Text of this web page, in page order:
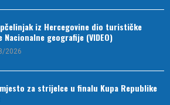
iz Hercegovine dio turističke
Nacionalne geografije (VIDEO)
2026
za strijelce u finalu Kupa Republike